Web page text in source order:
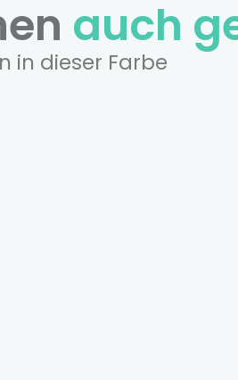
auch
in dieser Farbe